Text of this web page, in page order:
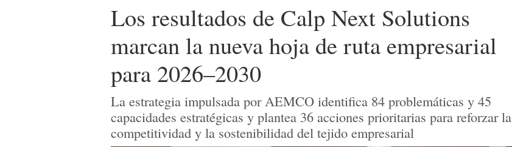
Los resultados de Calp Next Solutions
marcan la nueva hoja de ruta empresarial
para 2026–2030
La estrategia impulsada por AEMCO identifica 84 problemáticas y 45
capacidades estratégicas y plantea 36 acciones prioritarias para reforzar la
competitividad y la sostenibilidad del tejido empresarial